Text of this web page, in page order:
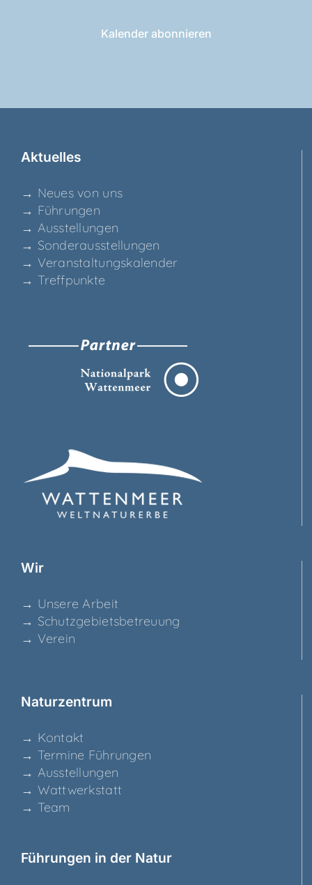
Kalender abonnieren
Aktu­el­les
→ Neu­es von uns
→ Füh­run­gen
→ Aus­stel­lun­gen
→ Son­der­aus­stel­lun­gen
→ Ver­an­stal­tungs­ka­len­der
→ Treff­punk­te
Wir
→ Unse­re Arbeit
→ Schutz­ge­biets­be­treu­ung
→ Ver­ein
Natur­zen­trum
→ Kon­takt
→ Ter­mi­ne Führungen
→ Aus­stel­lun­gen
→ Watt­werk­statt
→ Team
Füh­run­gen in der Natur